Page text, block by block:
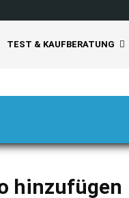
TEST & KAUFBERATUNG
hinzufügen